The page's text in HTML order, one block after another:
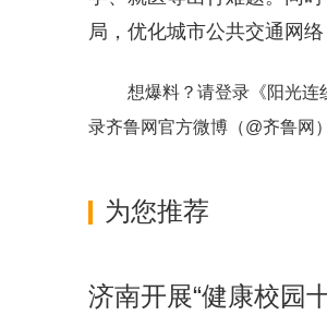
局，优化城市公共交通网
想爆料？请登录《阳光连
录齐鲁网官方微博（@齐鲁网
为您推荐
济南开展“健康校园